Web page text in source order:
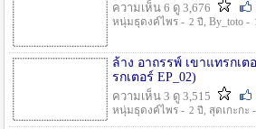
ความเห็น 6 ดู 3,676
หนุ่มธุดงค์ไพร - 2 ปี , By_toto -
ล้าง อาถรรพ์ เขาแทรกเต
รกเตอร์ EP_02)
ความเห็น 3 ดู 3,515
หนุ่มธุดงค์ไพร - 2 ปี , สุดเกะกะ -